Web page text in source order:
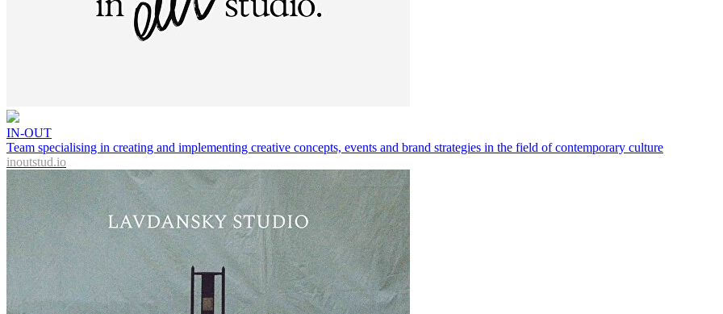
IN-OUT
Team specialising in creating and implementing creative concepts, events and brand strategies in the field of contemporary culture
inoutstud.io